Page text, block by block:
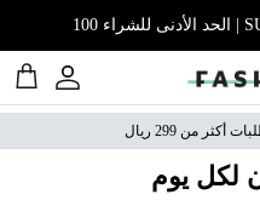
الحساب
من 299 ريال
لكل يوم